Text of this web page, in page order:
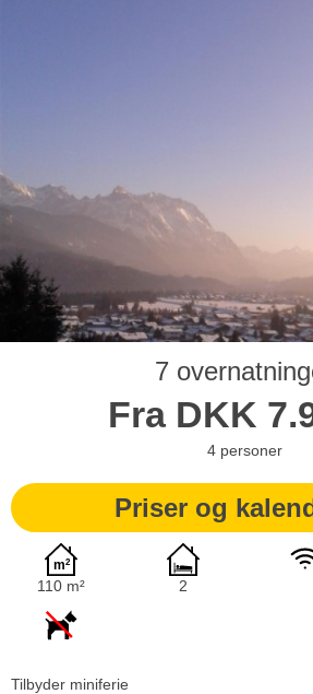
7
Fra DKK
4 personer
Priser og
110 m² 2
Tilbyder miniferie